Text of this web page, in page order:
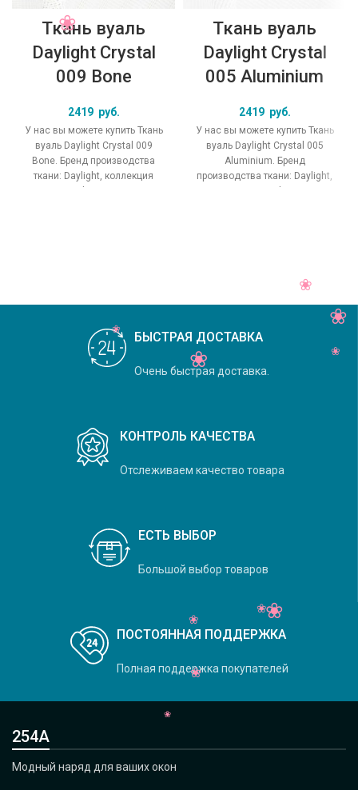
Ткань вуаль
Daylight Crystal
009 Bone
2419 руб.
У нас вы можете купить Ткань
вуаль Daylight Crystal 009
Bone. Бренд производства
ткани: Daylight, коллекция
Crystal, основной
Ткань вуаль
Daylight Crystal
005 Aluminium
2419 руб.
У нас вы можете купить Ткань
вуаль Daylight Crystal 005
Aluminium. Бренд
производства ткани: Daylight,
коллекция Crystal, основной
БЫСТРАЯ ДОСТАВКА
Очень быстрая доставка.
КОНТРОЛЬ КАЧЕСТВА
Отслеживаем качество товара
ЕСТЬ ВЫБОР
Большой выбор товаров
ПОСТОЯННАЯ ПОДДЕРЖКА
Полная поддержка покупателей
254А
Модный наряд для ваших окон